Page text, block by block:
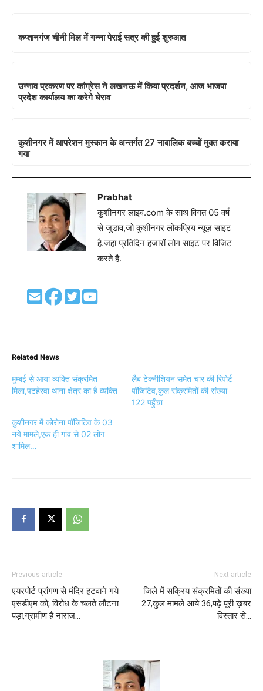
कप्तानगंज चीनी मिल में गन्ना पेराई सत्र की हुई शुरुआत
उन्नाव प्रकरण पर कांग्रेस ने लखनऊ में किया प्रदर्शन, आज भाजपा
प्रदेश कार्यालय का करेगे घेराव
कुशीनगर में आपरेशन मुस्कान के अन्तर्गत 27 नाबालिक बच्चों मुक्त कराया
गया
Prabhat
कुशीनगर लाइव.com के साथ विगत 05 वर्ष
से जुडाव,जो कुशीनगर लोकप्रिय न्यूज़ साइट
है.जहा प्रतिदिन हजारों लोग साइट पर विजिट
करते है.
Related News
मुम्बई से आया व्यक्ति संक्रमित
मिला,पटहेरवा थाना क्षेत्र का है व्यक्ति
लैब टेक्नीशियन समेत चार की रिपोर्ट
पॉजिटिव,कुल संक्रमितों की संख्या
122 पहुँचा
कुशीनगर में कोरोना पॉजिटिव के 03
नये मामले,एक ही गांव से 02 लोग
शामिल…
Previous article
एयरपोर्ट प्रांगण से मंदिर हटवाने गये
एसडीएम को, विरोध के चलते लौटना
पड़ा,ग्रामीण है नाराज…
Next article
जिले में सक्रिय संक्रमितों की संख्या
27,कुल मामले आये 36,पढ़े पूरी ख़बर
विस्तार से…